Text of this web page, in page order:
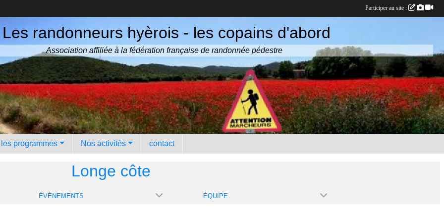
Les randonneurs hyèrois - les copains d'abord
Association affiliée à la fédération française de randonnée pédestre
programmes Nos activités contact
Longe côte
ÉVÈNEMENTS ÉQUIPE
Participer au site :